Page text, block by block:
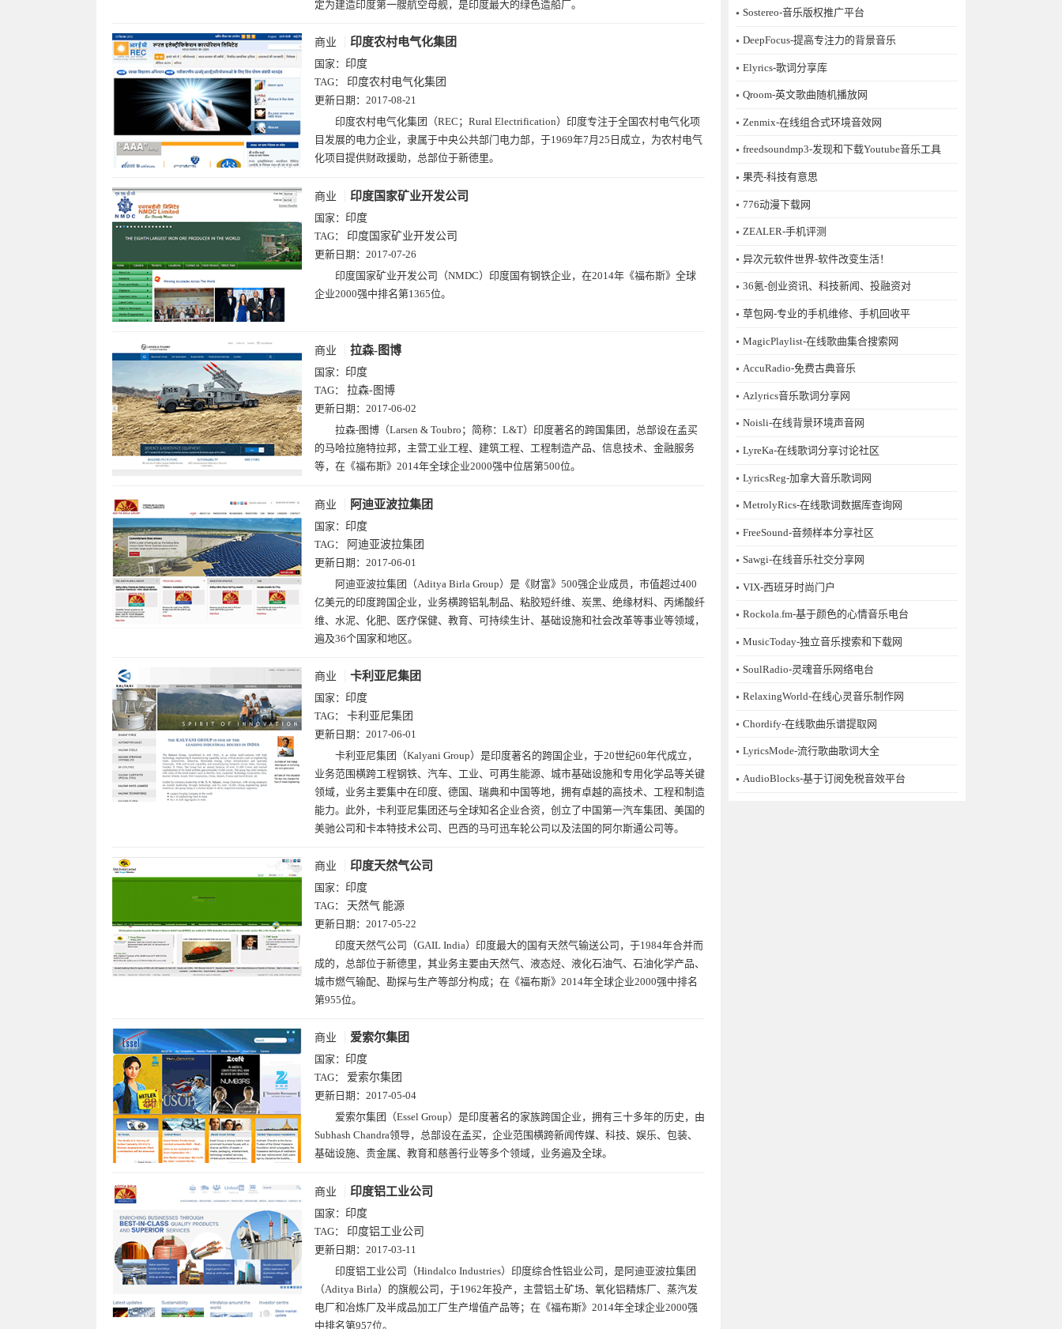
定为建造印度第一艘航空母舰，是印度最大的绿色造船厂。
商业 印度农村电气化集团
国家： 印度
TAG： 印度农村电气化集团
更新日期： 2017-08-21
印度农村电气化集团（REC；Rural Electrification）印度专注于全国农村电气化项
目发展的电力企业，隶属于中央公共部门电力部，于1969年7月25日成立，为农村电气
化项目提供财政援助，总部位于新德里。
商业 印度国家矿业开发公司
国家： 印度
TAG： 印度国家矿业开发公司
更新日期： 2017-07-26
印度国家矿业开发公司（NMDC）印度国有钢铁企业，在2014年《福布斯》全球
企业2000强中排名第1365位。
商业 拉森-图博
国家： 印度
TAG： 拉森-图博
更新日期： 2017-06-02
拉森-图博（Larsen & Toubro；简称：L&T）印度著名的跨国集团，总部设在孟买
的马哈拉施特拉邦，主营工业工程、建筑工程、工程制造产品、信息技术、金融服务
等，在《福布斯》2014年全球企业2000强中位居第500位。
商业 阿迪亚波拉集团
国家： 印度
TAG：
阿迪亚波拉集团
更新日期： 2017-06-01
阿迪亚波拉集团（Aditya Birla Group）是《财富》500强企业成员，市值超过400
亿美元的印度跨国企业，业务横跨铝轧制品、粘胶短纤维、炭黑、绝缘材料、丙烯酸纤
维、水泥、化肥、医疗保健、教育、可持续生计、基础设施和社会改革等事业等领域，
遍及36个国家和地区。
商业 卡利亚尼集团
国家： 印度
TAG： 卡利亚尼集团
更新日期： 2017-06-01
卡利亚尼集团（Kalyani Group）是印度著名的跨国企业，于20世纪60年代成立，
业务范围横跨工程钢铁、汽车、工业、可再生能源、城市基础设施和专用化学品等关键
领域，业务主要集中在印度、德国、瑞典和中国等地，拥有卓越的高技术、工程和制造
能力。此外，卡利亚尼集团还与全球知名企业合资，创立了中国第一汽车集团、美国的
美驰公司和卡本特技术公司、巴西的马可迅车轮公司以及法国的阿尔斯通公司等。
商业 印度天然气公司
国家： 印度
TAG： 天然气 能源
更新日期： 2017-05-22
印度天然气公司（GAIL India）印度最大的国有天然气输送公司，于1984年合并而
成的，总部位于新德里，其业务主要由天然气、液态烃、液化石油气、石油化学产品、
城市燃气输配、勘探与生产等部分构成；在《福布斯》2014年全球企业2000强中排名
第955位。
商业 爱索尔集团
国家： 印度
TAG： 爱索尔集团
更新日期： 2017-05-04
爱索尔集团（Essel Group）是印度著名的家族跨国企业，拥有三十多年的历史，由
Subhash Chandra领导，总部设在孟买，企业范围横跨新闻传媒、科技、娱乐、包装、
基础设施、贵金属、教育和慈善行业等多个领域，业务遍及全球。
商业 印度铝工业公司
国家： 印度
TAG： 印度铝工业公司
更新日期： 2017-03-11
印度铝工业公司（Hindalco Industries）印度综合性铝业公司，是阿迪亚波拉集团
（Aditya Birla）的旗舰公司，于1962年投产，主营铝土矿场、氧化铝精炼厂、蒸汽发
电厂和冶炼厂及半成品加工厂生产增值产品等；在《福布斯》2014年全球企业2000强
中排名第957位。
Sostereo-音乐版权推广平台
DeepFocus-提高专注力的背景音乐
Elyrics-歌词分享库
Qroom-英文歌曲随机播放网
Zenmix-在线组合式环境音效网
freedsoundmp3-发现和下载Youtube音乐工具
果壳-科技有意思
776动漫下载网
ZEALER-手机评测
异次元软件世界-软件改变生活！
36氪-创业资讯、科技新闻、投融资对
草包网-专业的手机维修、手机回收平
MagicPlaylist-在线歌曲集合搜索网
AccuRadio-免费古典音乐
Azlyrics音乐歌词分享网
Noisli-在线背景环境声音网
LyreKa-在线歌词分享讨论社区
LyricsReg-加拿大音乐歌词网
MetrolyRics-在线歌词数据库查询网
FreeSound-音频样本分享社区
Sawgi-在线音乐社交分享网
​VIX-西班牙时尚门户
Rockola.fm-基于颜色的心情音乐电台
MusicToday-独立音乐搜索和下载网
SoulRadio-灵魂音乐网络电台
RelaxingWorld-在线心灵音乐制作网
Chordify-在线歌曲乐谱提取网
LyricsMode-流行歌曲歌词大全
AudioBlocks-基于订阅免税音效平台